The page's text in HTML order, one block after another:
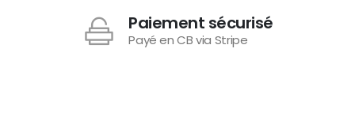
Paiement sécurisé
Payé en CB via Stripe